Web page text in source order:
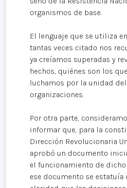
organismos de base.
El lenguaje que se utiliza
tantas veces citado nos
ya creíamos superadas y
hechos, quiénes son los
luchamos por la unidad
organizaciones.
Por otra parte,
informar que, para la
Dirección Revolucionaria
aprobó un documento
el funcionamiento de dicho
ese documento se estatuía